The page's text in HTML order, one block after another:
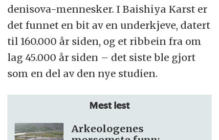
denisova-mennesker. I Baishiya Karst er
det funnet en bit av en underkjeve, datert
til 160.000 år siden, og et ribbein fra om
lag 45.000 år siden – det siste ble gjort
som en del av den nye studien.
Mest lest
Arkeologenes